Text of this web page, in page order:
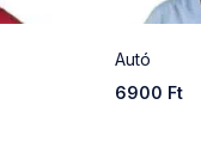
Autó
6900 Ft